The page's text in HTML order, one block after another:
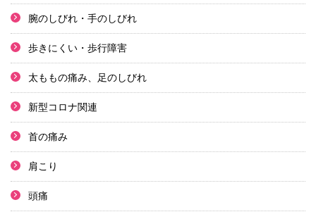
腕のしびれ・手のしびれ
歩きにくい・歩行障害
太ももの痛み、足のしびれ
新型コロナ関連
首の痛み
肩こり
頭痛